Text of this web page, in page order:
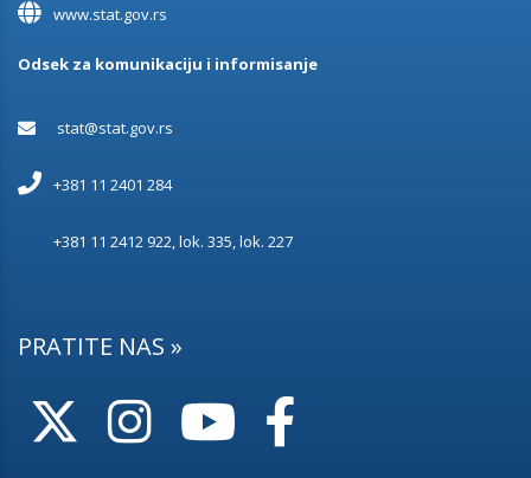
www.stat.gov.rs
Odsek za komunikaciju i informisanje
stat@stat.gov.rs
+381 11 2401 284
+381 11 2412 922, lok. 335, lok. 227
PRATITE NAS »